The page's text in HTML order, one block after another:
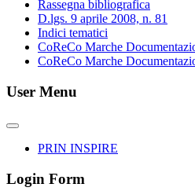
Rassegna bibliografica
D.lgs. 9 aprile 2008, n. 81
Indici tematici
CoReCo Marche
CoReCo Marche
User Menu
PRIN INSPIRE
Login Form